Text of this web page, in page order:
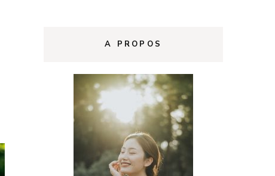
A PROPOS